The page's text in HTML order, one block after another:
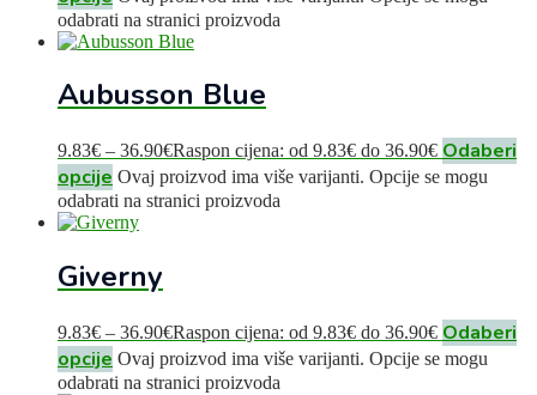
odabrati na stranici proizvoda
Aubusson Blue
9.83€ – 36.90€Raspon cijena: od 9.83€ do 36.90€ Odaberi
opcije Ovaj proizvod ima više varijanti. Opcije se mogu
odabrati na stranici proizvoda
Giverny
9.83€ – 36.90€Raspon cijena: od 9.83€ do 36.90€ Odaberi
opcije Ovaj proizvod ima više varijanti. Opcije se mogu
odabrati na stranici proizvoda